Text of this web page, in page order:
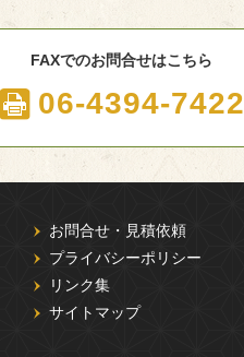
FAXでのお問合せはこちら
06-4394-7422
お問合せ・見積依頼
プライバシーポリシー
リンク集
サイトマップ